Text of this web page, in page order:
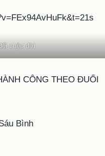
cuộc đời
CÔNG THEO ĐUỔI